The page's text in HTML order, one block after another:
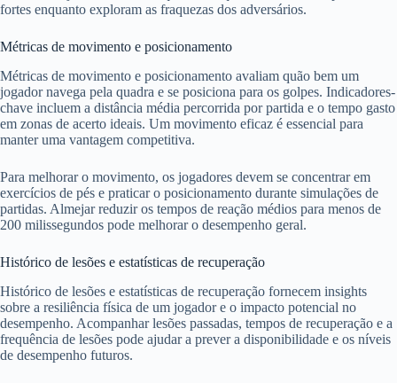
fortes enquanto exploram as fraquezas dos adversários.
Métricas de movimento e posicionamento
Métricas de movimento e posicionamento avaliam quão bem um
jogador navega pela quadra e se posiciona para os golpes. Indicadores-
chave incluem a distância média percorrida por partida e o tempo gasto
em zonas de acerto ideais. Um movimento eficaz é essencial para
manter uma vantagem competitiva.
Para melhorar o movimento, os jogadores devem se concentrar em
exercícios de pés e praticar o posicionamento durante simulações de
partidas. Almejar reduzir os tempos de reação médios para menos de
200 milissegundos pode melhorar o desempenho geral.
Histórico de lesões e estatísticas de recuperação
Histórico de lesões e estatísticas de recuperação fornecem insights
sobre a resiliência física de um jogador e o impacto potencial no
desempenho. Acompanhar lesões passadas, tempos de recuperação e a
frequência de lesões pode ajudar a prever a disponibilidade e os níveis
de desempenho futuros.